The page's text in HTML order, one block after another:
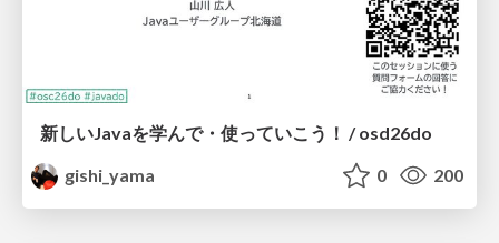
新しいJavaを学んで・使っていこう！ / osd26do
gishi_yama
0 200